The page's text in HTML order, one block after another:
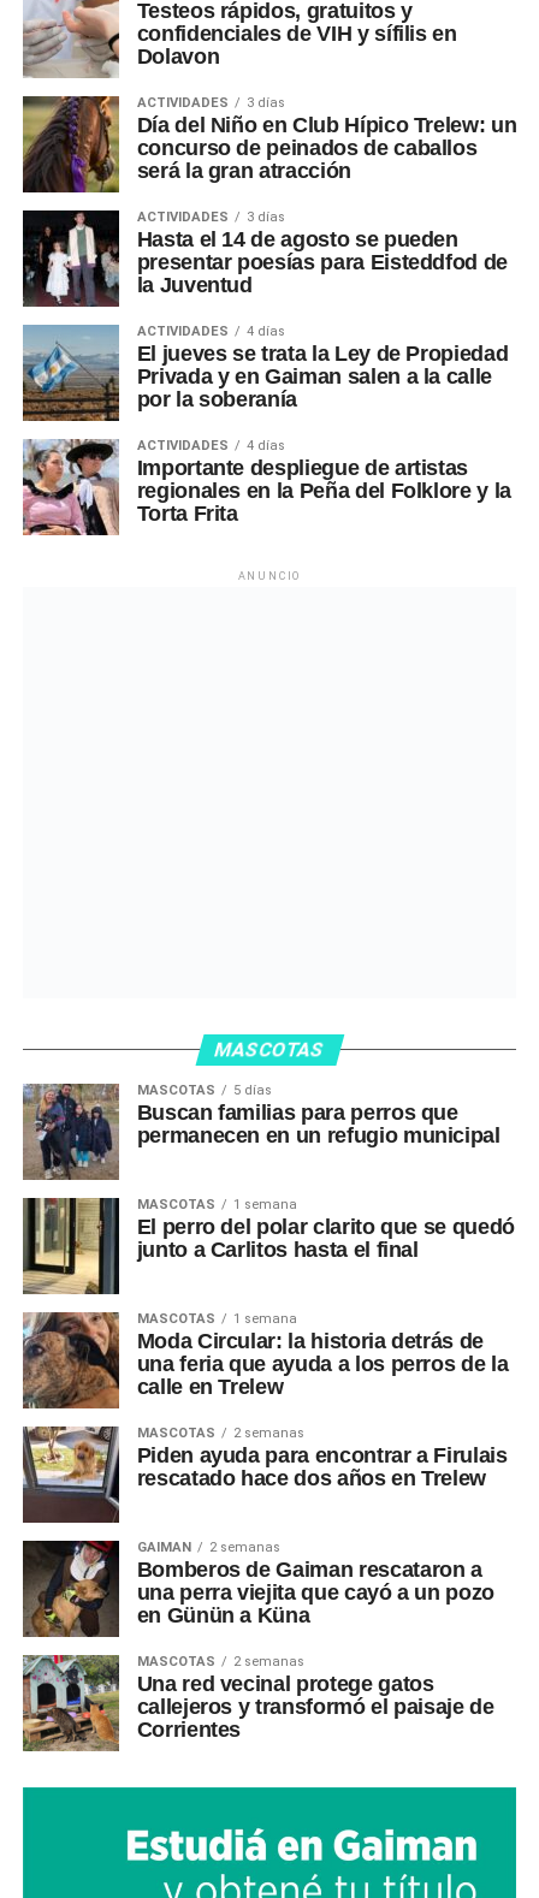
Testeos rápidos, gratuitos y
confidenciales de VIH y sífilis en
Dolavon
ACTIVIDADES 3 días
Día del Niño en Club Hípico Trelew: un
concurso de peinados de caballos
será la gran atracción
ACTIVIDADES 3 días
Hasta el 14 de agosto se pueden
presentar poesías para Eisteddfod de
la Juventud
ACTIVIDADES 4 días
El jueves se trata la Ley de Propiedad
Privada y en Gaiman salen a la calle
por la soberanía
ACTIVIDADES 4 días
Importante despliegue de artistas
regionales en la Peña del Folklore y la
Torta Frita
ANUNCIO
MASCOTAS
MASCOTAS 5 días
Buscan familias para perros que
permanecen en un refugio municipal
MASCOTAS 1 semana
El perro del polar clarito que se quedó
junto a Carlitos hasta el final
MASCOTAS 1 semana
Moda Circular: la historia detrás de
una feria que ayuda a los perros de la
calle en Trelew
MASCOTAS 2 semanas
Piden ayuda para encontrar a Firulais
rescatado hace dos años en Trelew
GAIMAN 2 semanas
Bomberos de Gaiman rescataron a
una perra viejita que cayó a un pozo
en Günün a Küna
MASCOTAS 2 semanas
Una red vecinal protege gatos
callejeros y transformó el paisaje de
Corrientes